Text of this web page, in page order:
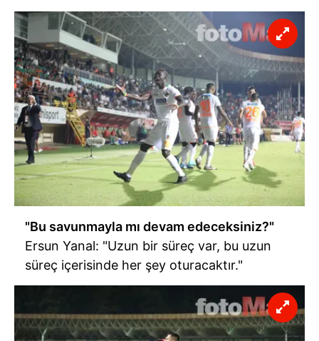
"Bu savunmayla mı devam edeceksiniz?"
Ersun Yanal: "Uzun bir süreç var, bu uzun
süreç içerisinde her şey oturacaktır."